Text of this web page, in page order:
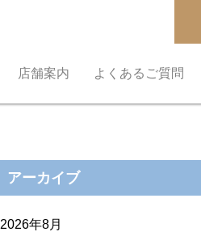
店舗案内 よくあるご質問
アーカイブ
2026年8月